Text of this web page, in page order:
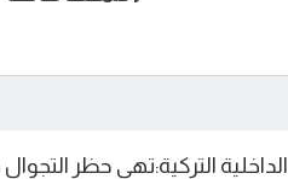
الداخلية التركية:تهي حظر التجوال في 31